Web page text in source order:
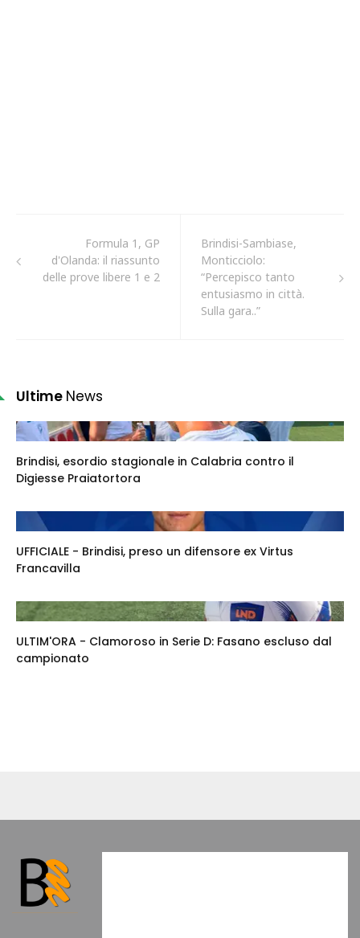
Formula 1, GP
d'Olanda: il riassunto
delle prove libere 1 e 2
Brindisi-Sambiase,
Monticciolo:
“Percepisco tanto
entusiasmo in città.
Sulla gara..”
Ultime News
Brindisi, esordio stagionale in Calabria contro il
Digiesse Praiatortora
UFFICIALE - Brindisi, preso un difensore ex Virtus
Francavilla
ULTIM'ORA - Clamoroso in Serie D: Fasano escluso dal
campionato